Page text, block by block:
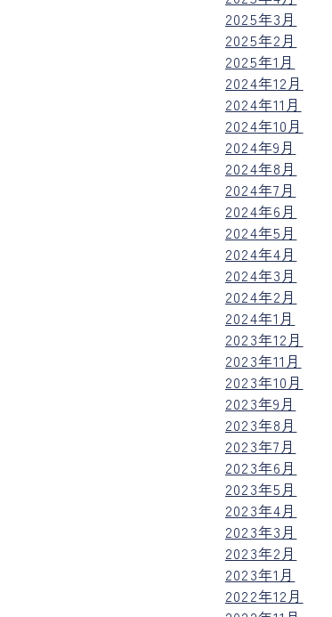
2025年3月
2025年2月
2025年1月
2024年12月
2024年11月
2024年10月
2024年9月
2024年8月
2024年7月
2024年6月
2024年5月
2024年4月
2024年3月
2024年2月
2024年1月
2023年12月
2023年11月
2023年10月
2023年9月
2023年8月
2023年7月
2023年6月
2023年5月
2023年4月
2023年3月
2023年2月
2023年1月
2022年12月